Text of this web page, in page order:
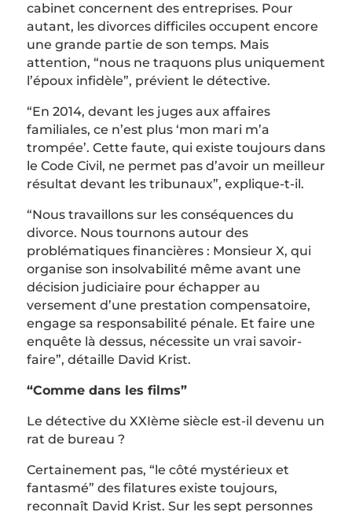
cabinet concernent des entreprises. Pour
autant, les divorces difficiles occupent encore
une grande partie de son temps. Mais
attention, “nous ne traquons plus uniquement
l’époux infidèle”, prévient le détective.
“En 2014, devant les juges aux affaires
familiales, ce n’est plus ‘mon mari m’a
trompée’. Cette faute, qui existe toujours dans
le Code Civil, ne permet pas d’avoir un meilleur
résultat devant les tribunaux”, explique-t-il.
“Nous travaillons sur les conséquences du
divorce. Nous tournons autour des
problématiques financières : Monsieur X, qui
organise son insolvabilité même avant une
décision judiciaire pour échapper au
versement d’une prestation compensatoire,
engage sa responsabilité pénale. Et faire une
enquête là dessus, nécessite un vrai savoir-
faire”, détaille David Krist.
“Comme dans les films”
Le détective du XXIème siècle est-il devenu un
rat de bureau ?
Certainement pas, “le côté mystérieux et
fantasmé” des filatures existe toujours,
reconnaît David Krist. Sur les sept personnes